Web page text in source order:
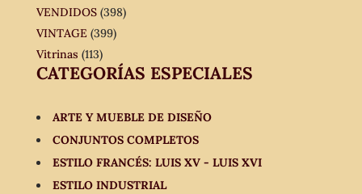
VENDIDOS (398)
VINTAGE (399)
Vitrinas (113)
CATEGORÍAS ESPECIALES
ARTE Y MUEBLE DE DISEÑO
CONJUNTOS COMPLETOS
ESTILO FRANCÉS: LUIS XV - LUIS XVI
ESTILO INDUSTRIAL